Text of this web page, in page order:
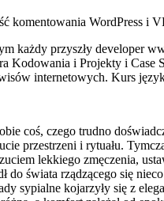
komentowania WordPress i
każdy przyszły developer
Kodowania i Projekty i Case
internetowych. Kurs
coś, czego trudno
przestrzeni i rytuału.
lekkiego zmęczenia,
do świata rządzącego się
sypialne kojarzyły się z